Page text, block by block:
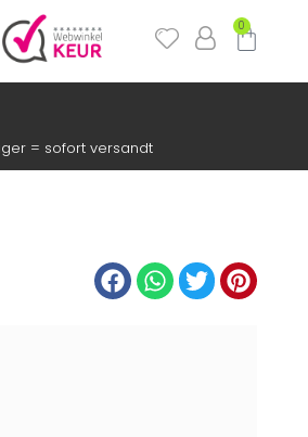
0
= sofort versandt